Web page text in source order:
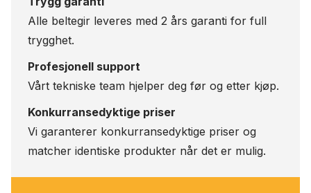
Alle beltegir leveres med 2 års garanti for full
trygghet.
Profesjonell support
Vårt tekniske team hjelper deg før og etter kjøp.
Konkurransedyktige priser
Vi garanterer konkurransedyktige priser og
matcher identiske produkter når det er mulig.